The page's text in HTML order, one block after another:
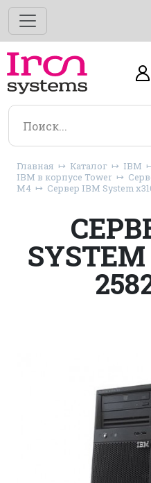
Главная Каталог IBM
IBM в корпусе Tower
M4
Сервер IBM System